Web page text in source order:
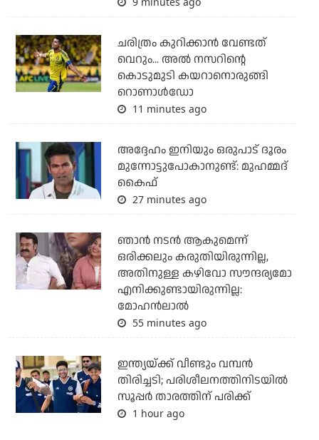
ചരിത്രം കുറിക്കാന്‍ വേണ്ടത്
വെറും... അല്‍ നസറിന്റെ
കൊടുമുടി കയറാനൊരുങ്ങി
റൊണാള്‍ഡോ
11 minutes ago
അദ്ദേഹം ഇനിയും ഒരുപാട് ദൂരം
മുന്നോട്ടുപോകാനുണ്ട്: മുഹമ്മദ്
കൈഫ്
27 minutes ago
ഞാൻ നടൻ ആകുമെന്ന്
ഒരിക്കലും കരുതിയിരുന്നില്ല,
അതിനുള്ള കഴിവോ സൗന്ദര്യമോ
എനിക്കുണ്ടായിരുന്നില്ല:
മോഹൻലാൽ
55 minutes ago
ഇന്ത്യയ്ക്ക് വീണ്ടും വമ്പന്‍
തിരിച്ചടി; പരിശീലനത്തിനിടയില്‍
സൂപ്പര്‍ താരത്തിന് പരിക്ക്
1 hour ago